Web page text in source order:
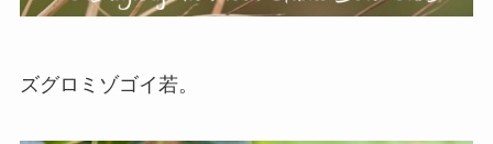
ズグロミゾゴイ若。